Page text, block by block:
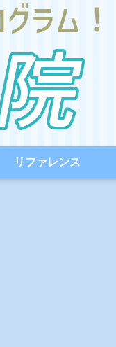
リファレンス